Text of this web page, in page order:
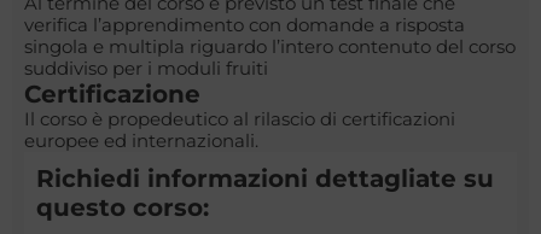
verifica l’apprendimento con domande a risposta
singola e multipla riguardo l’intero contenuto del corso
suddiviso per i moduli fruiti
Certificazione
Il corso è propedeutico al rilascio di certificazioni
europee ed internazionali.
Richiedi informazioni dettagliate su
questo corso: